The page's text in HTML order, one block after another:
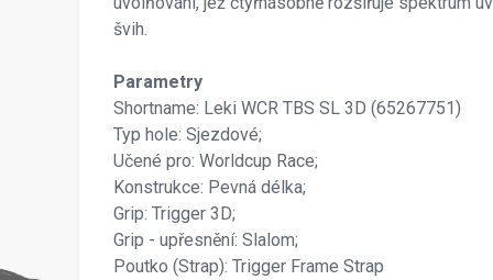
švih.
Parametry
Shortname: Leki WCR TBS SL 3D (65267751)
Typ hole: Sjezdové;
Učené pro: Worldcup Race;
Konstrukce: Pevná délka;
Grip: Trigger 3D;
Grip - upřesnění: Slalom;
Poutko (Strap): Trigger Frame Strap